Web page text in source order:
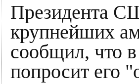
Президента
крупнейших
сообщил, что
попросит его